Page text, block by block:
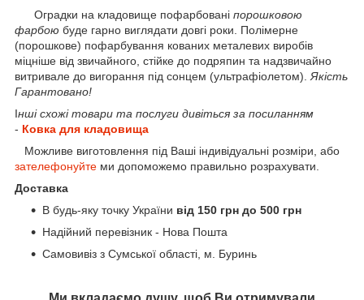
Оградки на кладовище пофарбовані порошковою
фарбою буде гарно виглядати довгі роки. Полімерне
(порошкове) пофарбування кованих металевих виробів
міцніше від звичайного, стійке до подряпин та надзвичайно
витривале до вигорання під сонцем (ультрафіолетом). Якість
Гарантовано!
Інші схожі товари та послуги дивіться за посиланням
- Ковка для кладовища
Можливе виготовлення під Ваші індивідуальні розміри, або
зателефонуйте ми допоможемо правильно розрахувати.
Доставка
В будь-яку точку України від 150 грн до 500 грн
Надійний перевізник - Нова Пошта
Самовивіз з Сумської області, м. Буринь